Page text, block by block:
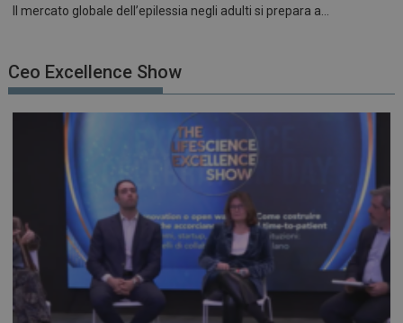
Il mercato globale dell’epilessia negli adulti si prepara a...
Ceo Excellence Show